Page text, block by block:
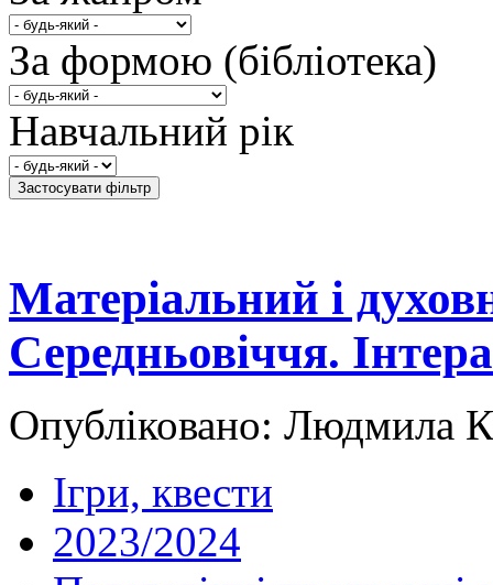
За формою (бібліотека)
Навчальний рік
Матеріальний і
Середньовіччя.
Опубліковано: Людмила
Ігри, квести
2023/2024